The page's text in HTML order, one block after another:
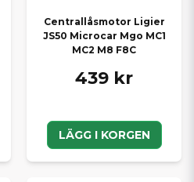
Centrallåsmotor Ligier
JS50 Microcar Mgo MC1
MC2 M8 F8C
439 kr
LÄGG I KORGEN